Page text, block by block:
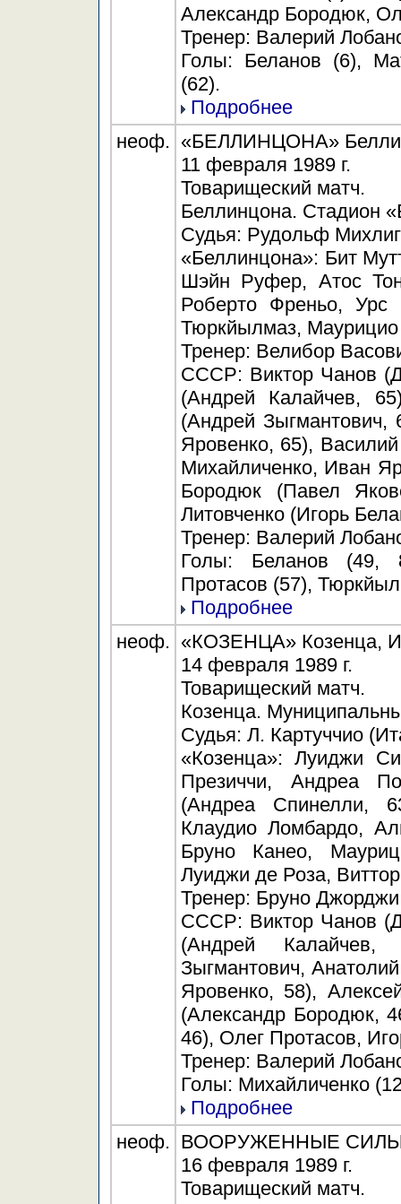
Александр Бородюк,
Тренер: Валерий
Голы: Беланов (6),
(62).
Подробнее
неоф. «БЕЛЛИНЦОНА»
11 февраля 1989 г.
Товарищеский матч.
Беллинцона. Стадион
Судья: Рудольф
«Беллинцона»: Бит
Шэйн Руфер, Атос
Роберто Френьо,
Тюркйылмаз, Маурицио
Тренер: Велибор
СССР: Виктор Чанов
(Андрей Калайчев,
(Андрей Зыгмантович,
Яровенко, 65),
Михайличенко, Иван
Бородюк (Павел
Литовченко (Игорь
Тренер: Валерий
Голы: Беланов (49,
Протасов (57),
Подробнее
неоф. «КОЗЕНЦА» Козенца,
14 февраля 1989 г.
Товарищеский матч.
Козенца.
Судья: Л. Картуччио
«Козенца»: Луиджи
Презиччи, Андреа
(Андреа Спинелли,
Клаудио Ломбардо,
Бруно Канео,
Луиджи де Роза,
Тренер: Бруно
СССР: Виктор Чанов
(Андрей
Зыгмантович,
Яровенко, 58),
(Александр Бородюк,
46), Олег Протасов,
Тренер: Валерий
Голы: Михайличенко
Подробнее
неоф. ВООРУЖЕННЫЕ СИЛЫ
16 февраля 1989 г.
Товарищеский матч.